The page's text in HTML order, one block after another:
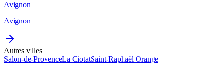
Avignon
Avignon
Autres villes
Salon-de-ProvenceLa CiotatSaint-Raphaël Orange